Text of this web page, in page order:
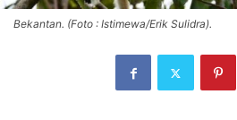
Bekantan. (Foto : Istimewa/Erik Sulidra).